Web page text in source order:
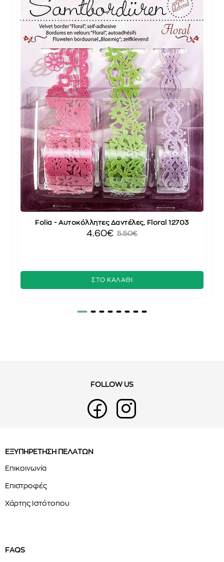
Folia - Αυτοκόλλητες Δαντέλες, Floral 12703
4.60€ 5.50€
ΣΤΟ ΚΑΛΑΘΙ
FOLLOW US
ΕΞΥΠΗΡΕΤΗΣΗ ΠΕΛΑΤΩΝ
Επικοινωνία
Επιστροφές
Χάρτης Ιστότοπου
FAQS